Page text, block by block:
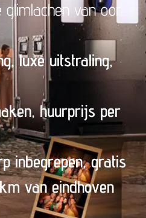
van oor
luxe uitstraling,
huurprijs per
inbegrepen, gratis
van eindhoven